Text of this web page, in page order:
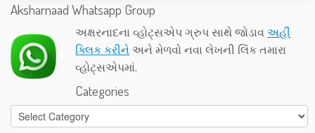
Aksharnaad Whatsapp Group
અક્ષરનાદના વ્હોટ્સએપ ગ્રુપ સાથે જોડાવઅહીં
ક્લિક કરીને અને મેળવો નવા લેખની લિંક તમારા
વ્હોટ્સએપમાં.
Categories
Categories